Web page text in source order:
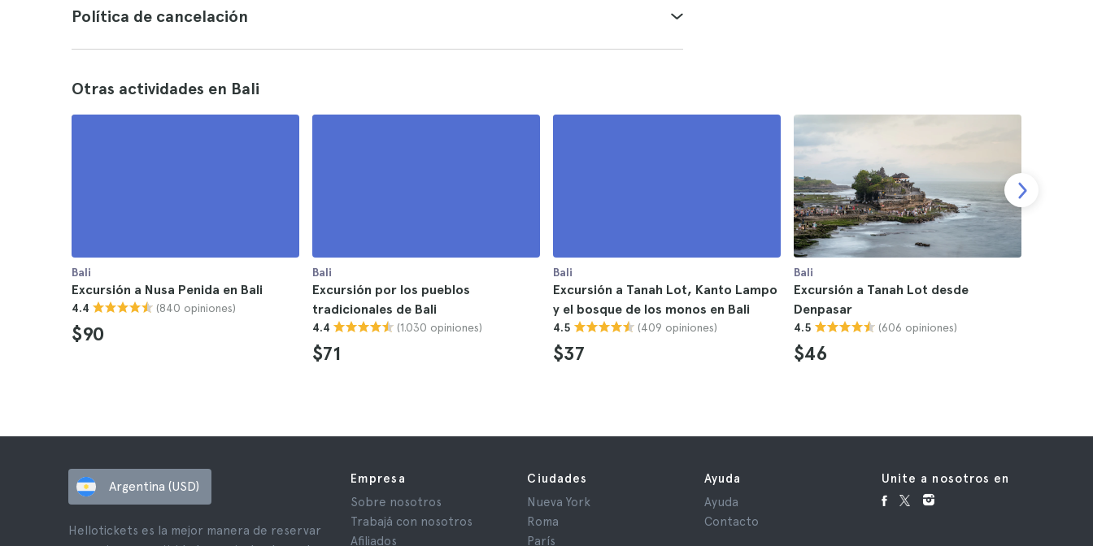
Política de cancelación
Otras actividades en Bali
Bali
Excursión a Nusa Penida en Bali
4.4 (840 opiniones)
$90
Bali
Excursión por los pueblos
tradicionales de Bali
4.4 (1.030 opiniones)
$71
Bali
Excursión a Tanah Lot, Kanto Lampo
y el bosque de los monos en Bali
4.5 (409 opiniones)
$37
Bali
Excursión a Tanah Lot desde
Denpasar
4.5 (606 opiniones)
$46
Argentina (USD)
Hellotickets es la mejor manera de reservar
Empresa
Sobre nosotros
Trabajá con nosotros
Afiliados
Ciudades
Nueva York
Roma
París
Ayuda
Ayuda
Contacto
Unite a nosotros en